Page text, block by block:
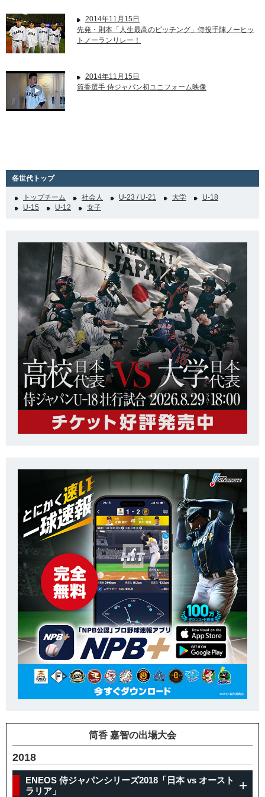
2014年11月15日
先発・則本「人生最高のピッチング」侍投手陣ノーヒッ
トノーランリレー！
2014年11月15日
筒香選手 侍ジャパン初ユニフォーム映像
各世代トップ
トップチーム 社会人 U-23 / U-21 大学
U-18
U-15
U-12 女子
筒香 嘉智の出場大会
2018
ENEOS 侍ジャパンシリーズ2018「日本 vs オースト
ラリア」